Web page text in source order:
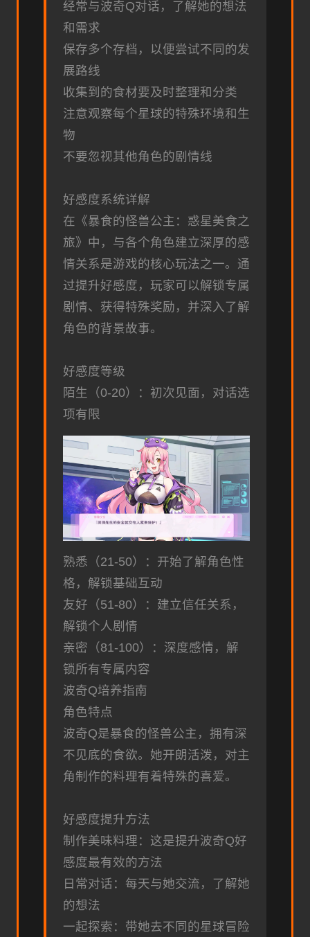
经常与波奇Q对话，了解她的想法
和需求
保存多个存档，以便尝试不同的发
展路线
收集到的食材要及时整理和分类
注意观察每个星球的特殊环境和生
物
不要忽视其他角色的剧情线
好感度系统详解
在《暴食的怪兽公主：惑星美食之
旅》中，与各个角色建立深厚的感
情关系是游戏的核心玩法之一。通
过提升好感度，玩家可以解锁专属
剧情、获得特殊奖励，并深入了解
角色的背景故事。
好感度等级
陌生（0-20）：初次见面，对话选
项有限
熟悉（21-50）：开始了解角色性
格，解锁基础互动
友好（51-80）：建立信任关系，
解锁个人剧情
亲密（81-100）：深度感情，解
锁所有专属内容
波奇Q培养指南
角色特点
波奇Q是暴食的怪兽公主，拥有深
不见底的食欲。她开朗活泼，对主
角制作的料理有着特殊的喜爱。
好感度提升方法
制作美味料理：这是提升波奇Q好
感度最有效的方法
日常对话：每天与她交流，了解她
的想法
一起探索：带她去不同的星球冒险